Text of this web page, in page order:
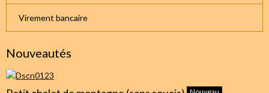
Virement bancaire
Nouveautés